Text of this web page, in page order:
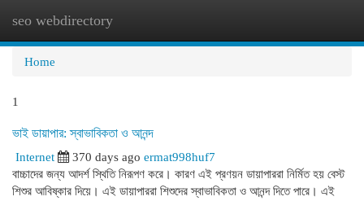
seo webdirectory
Home
1
ভাই ডায়াপার: স্বাভাবিকতা ও আনন্দ
Internet
370 days ago ermat998huf7
বাচ্চাদের জন্য আদর্শ স্থিতি নিরূপণ করে। কারণ এই প্রণয়ন ডায়াপাররা নির্মিত হয় বেস্ট
শিশুর আবিষ্কার দিয়ে। এই ডায়াপাররা শিশুদের স্বাভাবিকতা ও আনন্দ দিতে পারে। এই